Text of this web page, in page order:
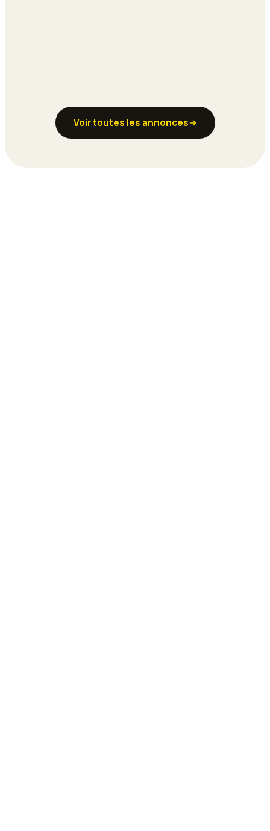
Voir toutes les annonces